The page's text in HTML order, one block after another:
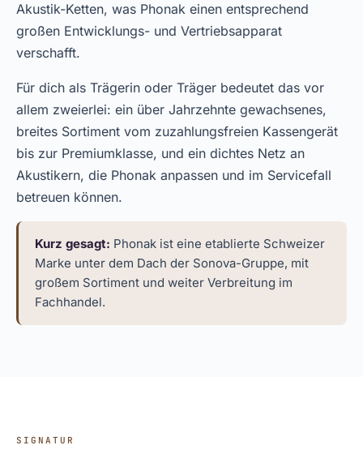
Akustik-Ketten, was Phonak einen entsprechend
großen Entwicklungs- und Vertriebsapparat
verschafft.
Für dich als Trägerin oder Träger bedeutet das vor
allem zweierlei: ein über Jahrzehnte gewachsenes,
breites Sortiment vom zuzahlungsfreien Kassengerät
bis zur Premiumklasse, und ein dichtes Netz an
Akustikern, die Phonak anpassen und im Servicefall
betreuen können.
Kurz gesagt: Phonak ist eine etablierte Schweizer
Marke unter dem Dach der Sonova-Gruppe, mit
großem Sortiment und weiter Verbreitung im
Fachhandel.
SIGNATUR